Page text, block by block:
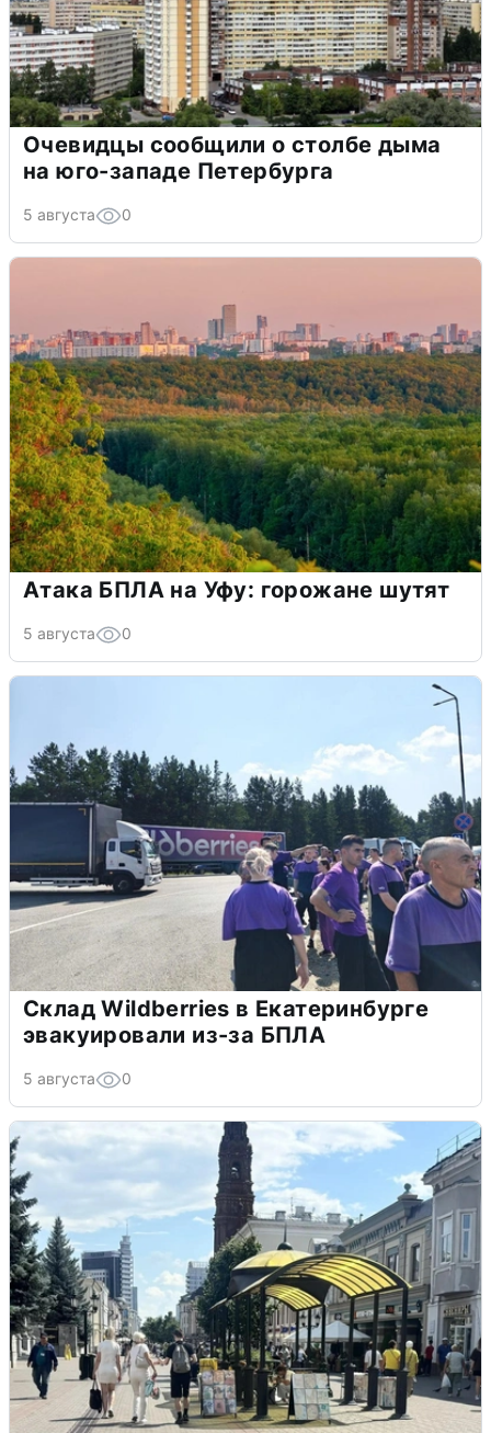
Очевидцы сообщили о столбе дыма
на юго-западе Петербурга
5 августа 0
Атака БПЛА на Уфу: горожане шутят
5 августа 0
Склад Wildberries в Екатеринбурге
эвакуировали из-за БПЛА
5 августа 0